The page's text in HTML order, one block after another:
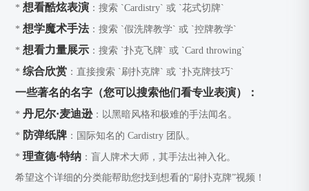
*想看酷炫表演 ：搜索 `Cardistry` 或 `花式切牌`
*想学魔术手法：搜索 `假洗牌教学` 或 `控牌教学`
*想看力量展示 ：搜索 `扑克飞牌` 或 `Card throwing`
*综合欣赏 ：直接搜索 `刷扑克牌` 或 `扑克牌技巧`
一些著名的名字（您可以搜索他们看专业表演）：
*丹尼尔·麦迪逊：以黑暗风格和极难的手法闻名。
* 防弹纸牌 ：国际知名的 Cardistry 团队。
*理查德·特纳 ：盲人牌术大师，其手法出神入化。
希望这个详细的分类能帮助您找到想看的“刷扑克牌”视频！